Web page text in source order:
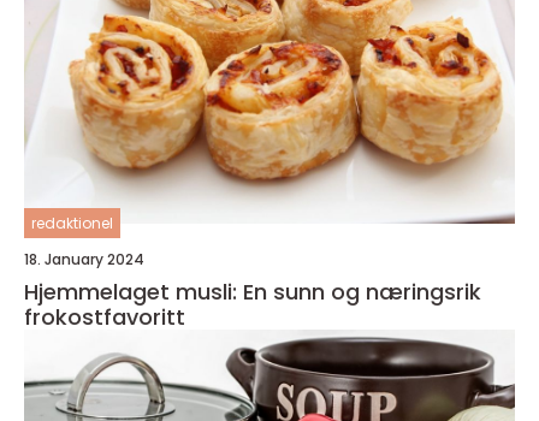
redaktionel
18. January 2024
Hjemmelaget musli: En sunn og næringsrik
frokostfavoritt